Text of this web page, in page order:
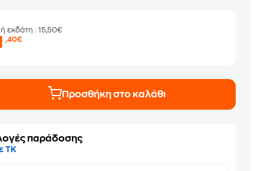
εκδότη: 15,50€
,40€
Προσθήκη στο καλάθι
παράδοσης
ΤΚ